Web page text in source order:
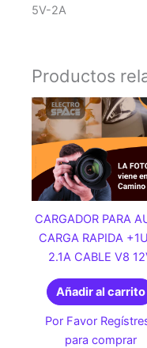
5V-2A
Productos
CARGADOR PARA
CARGA RAPIDA
2.1A CABLE V8
Añadir al carrito
Por Favor
para comprar